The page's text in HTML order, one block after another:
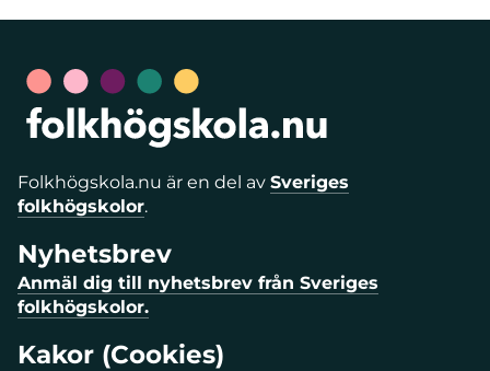
Folkhögskola.nu är en del av Sveriges
folkhögskolor.
Nyhetsbrev
Anmäl dig till nyhetsbrev från Sveriges
folkhögskolor.
Kakor (Cookies)